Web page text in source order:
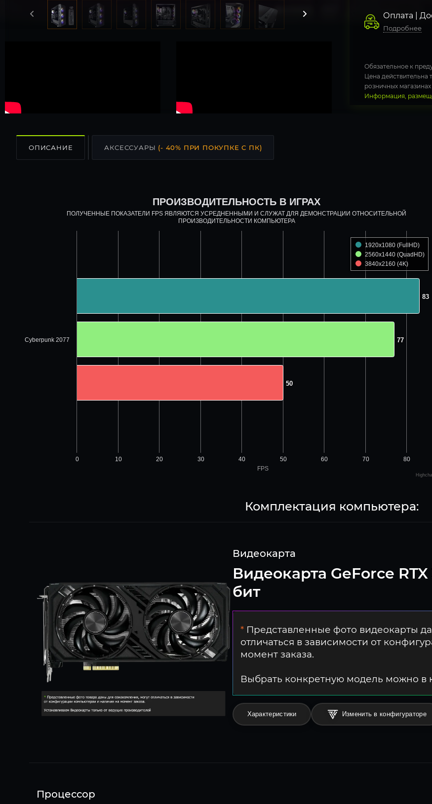
Оплата |
Подробнее
Обязательное к
Цена действительна
розничных магазинах
Информация,
ОПИСАНИЕ АКСЕССУАРЫ (- 40% ПРИ ПОКУПКЕ С ПК)
FPS
ПРОИЗВОДИТЕЛЬНОСТЬ В ИГРАХ
ПОЛУЧЕННЫЕ ПОКАЗАТЕЛИ FPS ЯВЛЯЮТСЯ УСРЕДНЕННЫМИ И СЛУЖАТ ДЛЯ ДЕМОНСТРАЦИИ ОТНОСИТЕЛЬНОЙ
ПРОИЗВОДИТЕЛЬНОСТИ КОМПЬЮТЕРА
83
83
77
77
50
50
1920x1080 (FullHD)
2560x1440 (QuadHD)
3840x2160 (4K)
0 10 20 30 40 50 60 70 80
Cyberpunk 2077
Комплектация компьютера:
Видеокарта
Видеокарта GeForce
бит
* Представленные фото видеокарты
отличаться в зависимости от
момент заказа.
Выбрать конкретную модель можно в
Характеристики Изменить в конфигураторе
Процессор